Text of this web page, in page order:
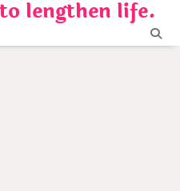
lengthen life.